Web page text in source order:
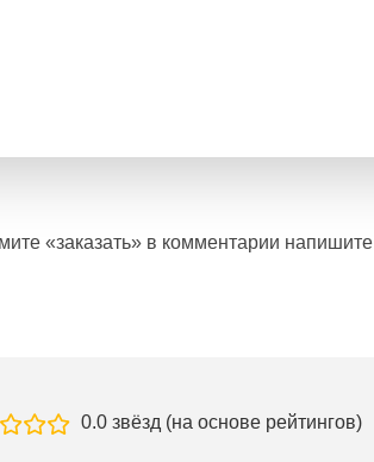
«заказать» в комментарии напишите
0.0 звёзд (на основе рейтингов)